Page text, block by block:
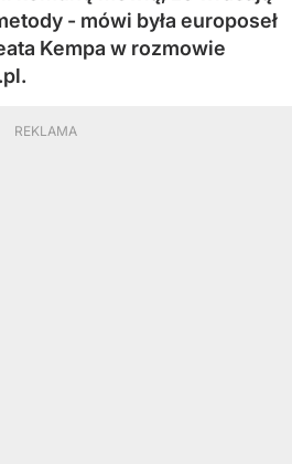
- mówi była europoseł
Kempa w rozmowie